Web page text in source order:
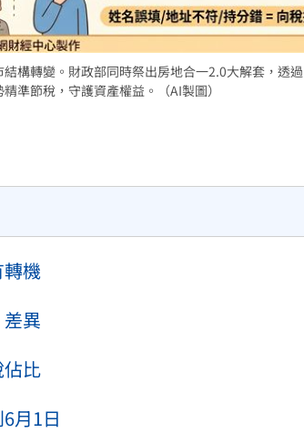
構轉變。財政部同時祭出房地合一2.0大解套，透
準節稅，守護資產權益。（AI製圖）
機
異
比
月1日